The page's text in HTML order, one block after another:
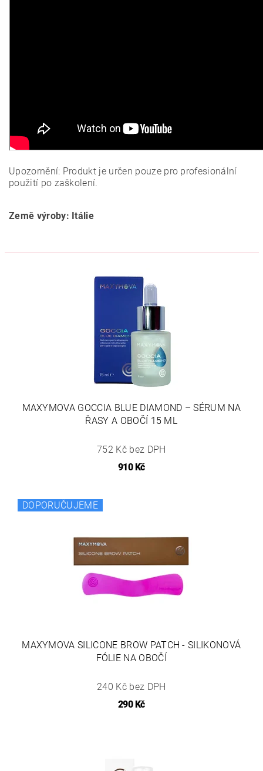
Upozornění: Produkt je určen pouze pro profesionální
použití po zaškolení.
Země výroby: Itálie
MAXYMOVA GOCCIA BLUE DIAMOND – SÉRUM NA
ŘASY A OBOČÍ 15 ML
752 Kč bez DPH
910 Kč
DOPORUČUJEME
MAXYMOVA SILICONE BROW PATCH - SILIKONOVÁ
FÓLIE NA OBOČÍ
240 Kč bez DPH
290 Kč